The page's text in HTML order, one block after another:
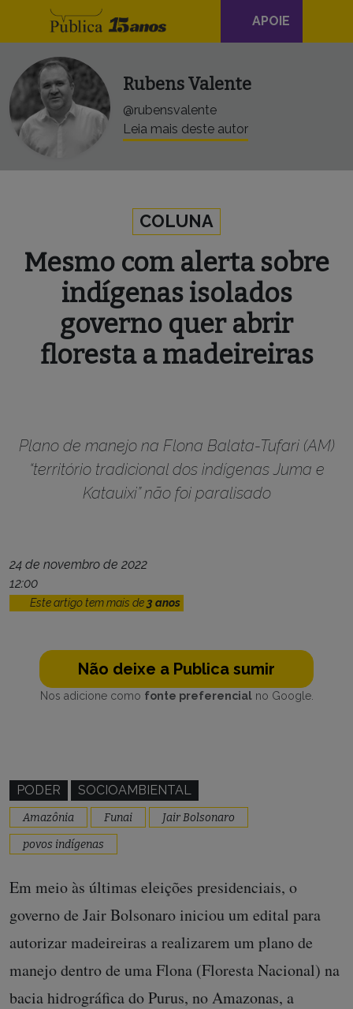
Skip to content
Navegação
principal
APOIE
Rubens Valente
@rubensvalente
Leia mais deste autor
COLUNA
Mesmo com alerta sobre
indígenas isolados
governo quer abrir
floresta a madeireiras
Plano de manejo na Flona Balata-Tufari (AM)
“território tradicional dos indígenas Juma e
Katauixi” não foi paralisado
24 de novembro de 2022
12:00
Este artigo tem mais de 3 anos
Não deixe a Publica sumir
Nos adicione como fonte preferencialno Google.
PODER SOCIOAMBIENTAL
Amazônia Funai
Jair Bolsonaro
povos indígenas
Em meio às últimas eleições presidenciais, o
governo de Jair Bolsonaro iniciou um edital para
autorizar madeireiras a realizarem um plano de
manejo dentro de uma Flona (Floresta Nacional) na
bacia hidrográfica do Purus, no Amazonas, a